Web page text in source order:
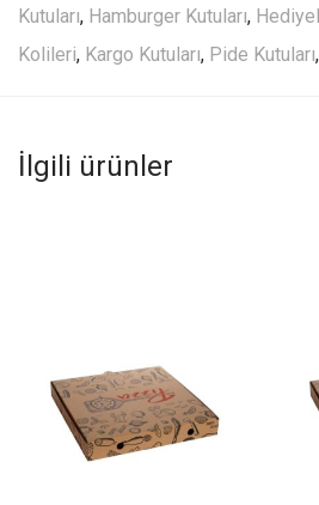
Kutuları, Hamburger Kutuları,
Kolileri, Kargo Kutuları, Pide Kutuları,
İlgili ürünler